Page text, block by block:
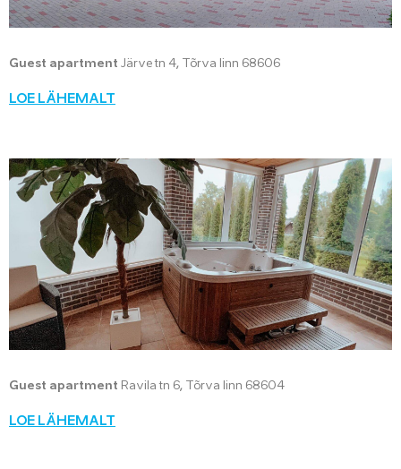
Guest apartment Järve tn 4, Tõrva linn 68606
LOE LÄHEMALT
Guest apartment Ravila tn 6, Tõrva linn 68604
LOE LÄHEMALT